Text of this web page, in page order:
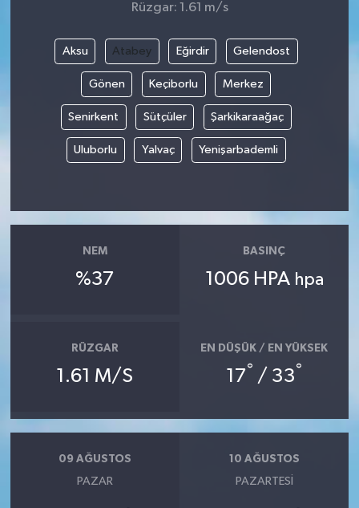
Rüzgar: 1.61 m/s
Aksu Atabey Eğirdir Gelendost
Gönen Keçiborlu Merkez
Senirkent Sütçüler Şarkikaraağaç
Uluborlu Yalvaç Yenişarbademli
NEM
%37
BASINÇ
1006 HPA hpa
RÜZGAR
1.61 M/S
EN DÜŞÜK / EN YÜKSEK
17° / 33°
09 AĞUSTOS
PAZAR
10 AĞUSTOS
PAZARTESI